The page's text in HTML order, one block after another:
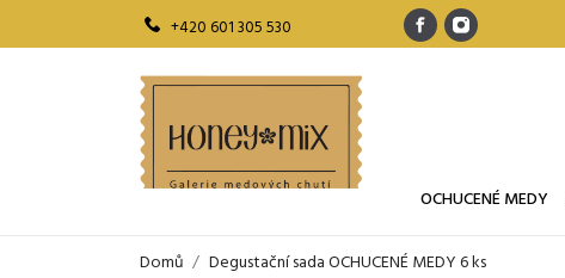
+420 601 305 530
OCHUCENÉ MEDY
Domů Degustační sada OCHUCENÉ MEDY 6 ks